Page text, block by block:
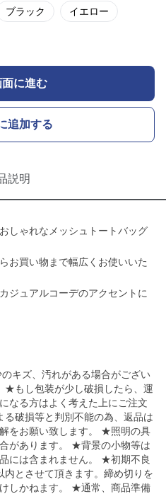
ブラック イエロー
に進む
追加する
説明
しゃれなメッシュトートバッグ
お買い物まで幅広くお使いいた
ジュアルコーデのアクセントに
キズ、汚れがある場合がござい
★もし包装が少し破損したら、運
なる方はよく考えた上にご注文
破損等と判別不能の為、返品は
をお願い致します。 ★照明の具
があります。 ★背景の小物等は
には含まれません。 ★初期不良
とさせて頂きます。締め切りを
しかねます。 ★通常、商品準備